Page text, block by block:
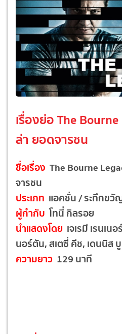
เรื่องย่อ The
ล่า ยอดจารชน
ชื่อเรื่อง The Bourne
จารชน
ประเภท แอคชั่น / ระทึกขวั
ผู้กำกับ โทนี่ กิลรอย
นำแสดงโดย เจเรมี เรนเน
นอร์ตัน, สเตซี่ คีช, เดนนิส
ความยาว 129 นาที